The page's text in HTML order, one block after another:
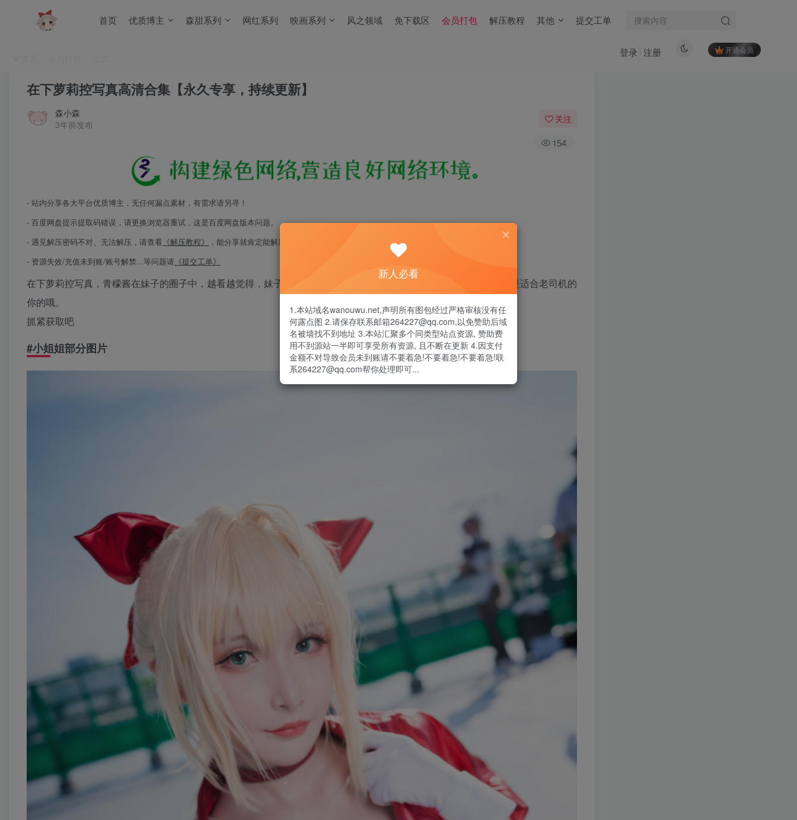
首页 优质博主 森甜系列 网红系列 映画系列 风之领域 免下载区 会员打包 解压教程 其他 提交工单
开通会员
登录 注册
在下萝莉控写真高清合集【永久专享，持续更新】
森小森
3年前发布
关注
154
- 站内分享各大平台优质博主，无任何漏点素材，有需求请另寻！
- 百度网盘提示提取码错误，请更换浏览器重试，这是百度网盘版本问题。
- 遇见解压密码不对、无法解压，请查看 《解压教程》
，能分享就肯定能解压！
- 资源失效/充值未到账/账号解禁...等问题请 《提交工单》
在下萝莉控写真，青檬酱在妹子的圈子中，越看越觉得，妹子们真的是脑洞大开，名字各种各样都有的，此款肯定也是适合老司机的
你的哦。
抓紧获取吧
#小姐姐部分图片
新人必看
1.本站域名wanouwu.net,声明所有图包经过严格审核没有任
何露点图 2.请保存联系邮箱264227@qq.com,以免赞助后域
名被墙找不到地址 3.本站汇聚多个同类型站点资源, 赞助费
用不到源站一半即可享受所有资源, 且不断在更新 4.因支付
金额不对导致会员未到账请不要着急!不要着急!不要着急!联
系264227@qq.com帮你处理即可...